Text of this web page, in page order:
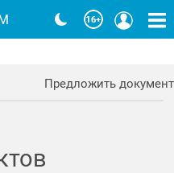
Предложить документ